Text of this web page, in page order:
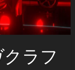
クラフ